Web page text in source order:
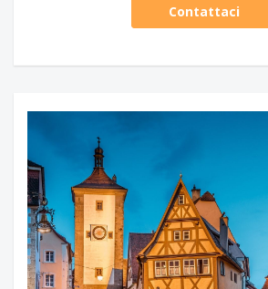
Contattaci